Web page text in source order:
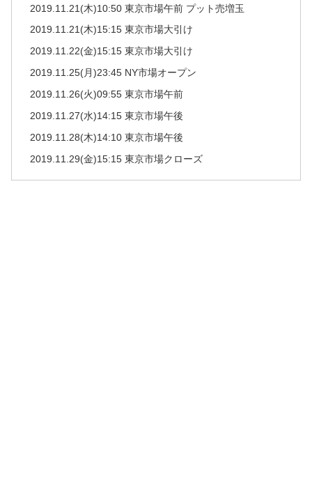
2019.11.21(木)10:50 東京市場午前 プット売増玉
2019.11.21(木)15:15 東京市場大引け
2019.11.22(金)15:15 東京市場大引け
2019.11.25(月)23:45 NY市場オープン
2019.11.26(火)09:55 東京市場午前
2019.11.27(水)14:15 東京市場午後
2019.11.28(木)14:10 東京市場午後
2019.11.29(金)15:15 東京市場クローズ